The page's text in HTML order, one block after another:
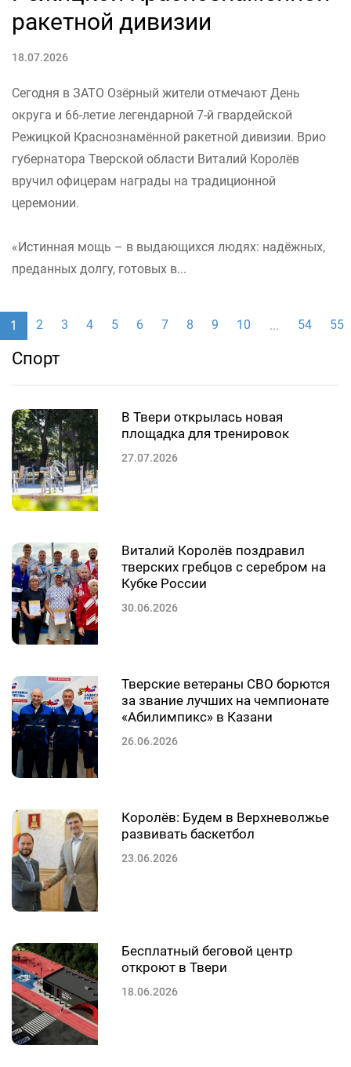
ракетной дивизии
18.07.2026
Сегодня в ЗАТО Озёрный жители отмечают День
округа и 66-летие легендарной 7-й гвардейской
Режицкой Краснознамённой ракетной дивизии. Врио
губернатора Тверской области Виталий Королёв
вручил офицерам награды на традиционной
церемонии.
«Истинная мощь – в выдающихся людях: надёжных,
преданных долгу, готовых в...
1 2 3 4 5 6 7 8 9 10 ... 54 55
Спорт
В Твери открылась новая
площадка для тренировок
27.07.2026
Виталий Королёв поздравил
тверских гребцов с серебром на
Кубке России
30.06.2026
Тверские ветераны СВО борются
за звание лучших на чемпионате
«Абилимпикс» в Казани
26.06.2026
Королёв: Будем в Верхневолжье
развивать баскетбол
23.06.2026
Бесплатный беговой центр
откроют в Твери
18.06.2026